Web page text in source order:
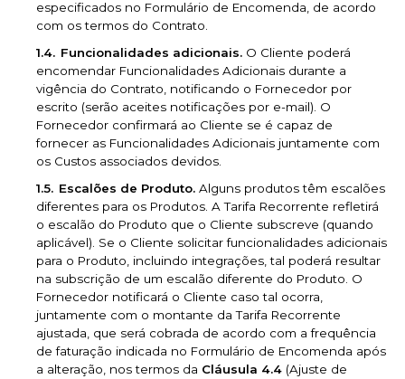
especificados no Formulário de Encomenda, de acordo
com os termos do Contrato.
Funcionalidades adicionais. O Cliente poderá
encomendar Funcionalidades Adicionais durante a
vigência do Contrato, notificando o Fornecedor por
escrito (serão aceites notificações por e-mail). O
Fornecedor confirmará ao Cliente se é capaz de
fornecer as Funcionalidades Adicionais juntamente com
os Custos associados devidos.
Escalões de Produto. Alguns produtos têm escalões
diferentes para os Produtos. A Tarifa Recorrente refletirá
o escalão do Produto que o Cliente subscreve (quando
aplicável). Se o Cliente solicitar funcionalidades adicionais
para o Produto, incluindo integrações, tal poderá resultar
na subscrição de um escalão diferente do Produto. O
Fornecedor notificará o Cliente caso tal ocorra,
juntamente com o montante da Tarifa Recorrente
ajustada, que será cobrada de acordo com a frequência
de faturação indicada no Formulário de Encomenda após
a alteração, nos termos da Cláusula 4.4 (Ajuste de